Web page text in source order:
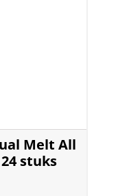
Melt All
stuks